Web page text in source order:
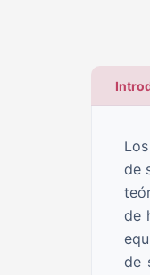
de
de
de